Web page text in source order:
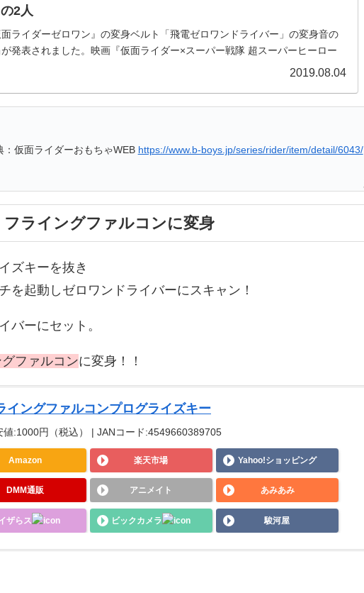
2人
面ライダーゼロワン』の変身ベルト「飛電ゼロワンドライバー」の変身音の
発表されました。映画『仮面ライダー×スーパー戦隊 超スーパーヒーロー
』の主題歌を担当された、MONKEY MAJIKのボーカル&ギターを務めるメイ
2019.08.04
：仮面ライダーおもちゃWEB https://www.b-boys.jp/series/rider/item/detail/6043/
ライングファルコンに変身
ズキーを抜き
を起動しゼロワンドライバーにスキャン！
バーにセット。
ファルコンに変身！！
イングファルコンプログライズキー
値:1000円（税込） | JANコード:4549660389705
Amazon 楽天市場 Yahoo!ショッピング
DMM通販 アニメイト あみあみ
ザらス ビックカメラ 駿河屋